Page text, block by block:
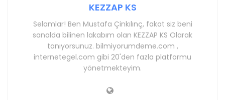
KEZZAP KS
Selamlar! Ben Mustafa Çinkılınç, fakat siz beni
sanalda bilinen lakabım olan KEZZAP KS Olarak
tanıyorsunuz. bilmiyorumdeme.com ,
internetegel.com gibi 20'den fazla platformu
yönetmekteyim.